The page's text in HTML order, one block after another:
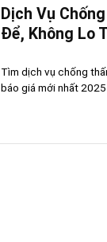
Dịch Vụ
Để, Không Lo
Tìm dịch vụ chống
báo giá mới nhất